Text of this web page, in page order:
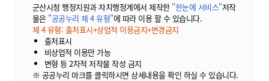
군산시청 행정지원과 자치행정계에서 제작한 "한눈에 서비스"저작
물은 "공공누리 제 4 유형"에 따라 이용 할 수 있습니다.
제 4 유형: 출처표시+상업적 이용금지+변경금지
출처표시
비상업적 이용만 가능
변형 등 2차적 저작물 작성 금지
※ 공공누리 마크를 클릭하시면 상세내용을 확인 하실 수 있습니다.